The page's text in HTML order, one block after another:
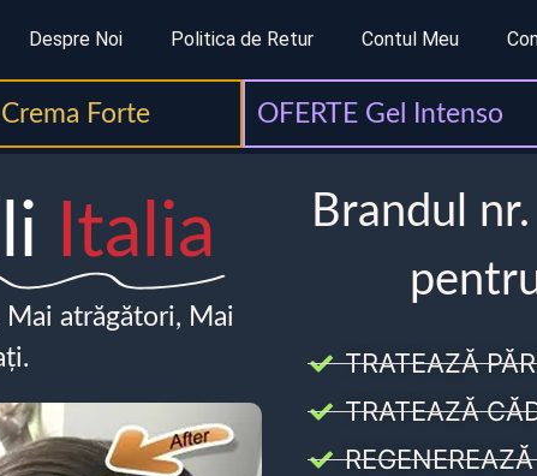
Despre Noi Politica de Retur Contul Meu
Forte OFERTE Gel Intenso
Italia
atrăgători, Mai
Brandul
TRATEAZĂ
TRATEAZĂ